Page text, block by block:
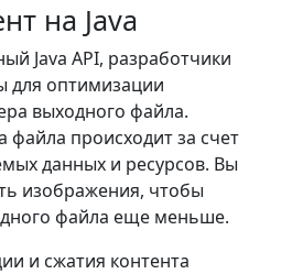
на Java
Java API, разработчики
для оптимизации
выходного файла.
происходит за счет
данных и ресурсов. Вы
изображения, чтобы
файла еще меньше.
и сжатия контента